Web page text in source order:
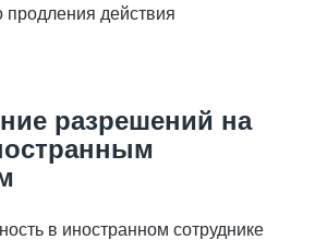
продления действия
разрешений на
в иностранном сотруднике